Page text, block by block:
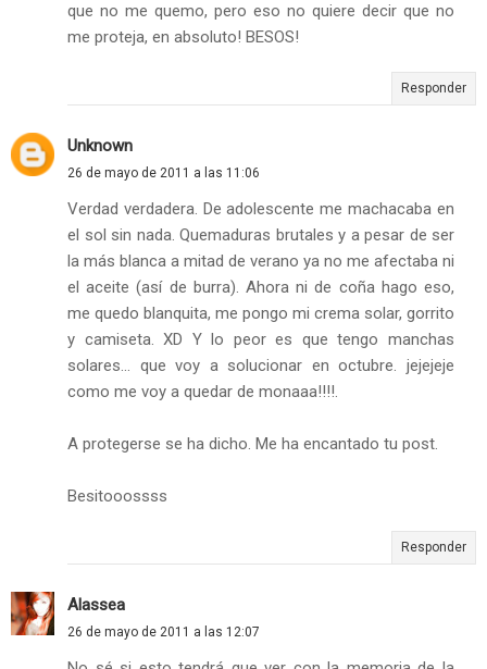
que no me quemo, pero eso no quiere decir que no
me proteja, en absoluto! BESOS!
Responder
Unknown
26 de mayo de 2011 a las 11:06
Verdad verdadera. De adolescente me machacaba en
el sol sin nada. Quemaduras brutales y a pesar de ser
la más blanca a mitad de verano ya no me afectaba ni
el aceite (así de burra). Ahora ni de coña hago eso,
me quedo blanquita, me pongo mi crema solar, gorrito
y camiseta. XD Y lo peor es que tengo manchas
solares... que voy a solucionar en octubre. jejejeje
como me voy a quedar de monaaa!!!!.
A protegerse se ha dicho. Me ha encantado tu post.
Besitooossss
Responder
Alassea
26 de mayo de 2011 a las 12:07